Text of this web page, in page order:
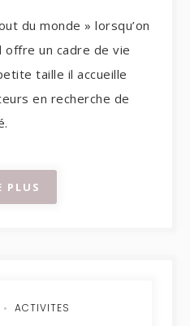
du monde » lorsqu’on
offre un cadre de vie
taille il accueille
en recherche de
PLUS
ACTIVITES